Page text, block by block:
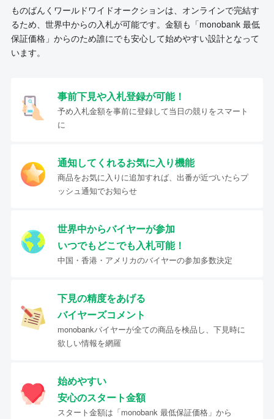
ものばんくワールドワイドオークションは、オンラインで完結す
るため、世界中からの入札が可能です。金額も「monobank 最低
保証価格」からのため誰にでも安心して始めやすい設計となって
います。
事前下見や入札登録が可能！
予め入札金額を事前に登録して当日の競りをスマート
に
通知してくれるお気に入り機能
商品をお気に入りに追加すれば、出番が近づいたらプ
ッシュ通知でお知らせ
世界中からバイヤーが参加
いつでもどこでも入札可能！
中国・香港・アメリカのバイヤーの参加多数決定
下見の精度をあげる
バイヤーズコメント
monobankバイヤーが全ての商品を検品し、下見時に
欲しい情報を網羅
始めやすい
安心のスタート金額
スタート金額は「monobank 最低保証価格」から